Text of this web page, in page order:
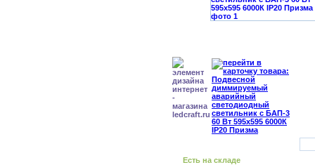
Есть на складе